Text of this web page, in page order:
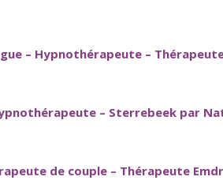
– Hypnothérapeute –
– Sterrebeek par
de couple – Thérapeute